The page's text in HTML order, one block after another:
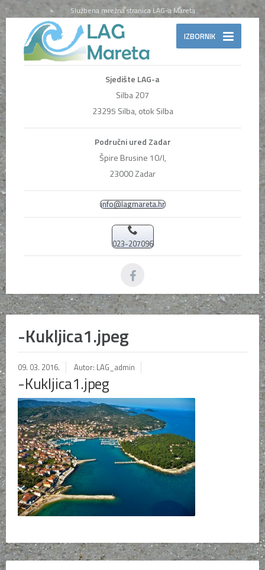
Službena mrežna stranica LAG-a Mareta
IZBORNIK
Sjedište LAG-a
Silba 207
23295 Silba, otok Silba
Područni ured Zadar
Špire Brusine 10/I,
23000 Zadar
info@lagmareta.hr
023-207096
-Kukljica1.jpeg
09. 03. 2016. Autor: LAG_admin
-Kukljica1.jpeg